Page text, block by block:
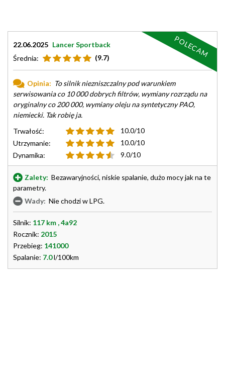
22.06.2025 Lancer Sportback
Średnia:
(9.7)
Opinia: To silnik niezniszczalny pod warunkiem
serwisowania co 10 000 dobrych filtrów, wymiany rozrządu na
oryginalny co 200 000, wymiany oleju na syntetyczny PAO,
niemiecki. Tak robię ja.
Trwałość:
10.0/10
Utrzymanie:
10.0/10
Dynamika:
9.0/10
Zalety: Bezawaryjności, niskie spalanie, dużo mocy jak na te
parametry.
Wady: Nie chodzi w LPG.
Silnik: 117 km , 4a92
Rocznik: 2015
Przebieg: 141000
Spalanie: 7.0l/100km
POLECAM